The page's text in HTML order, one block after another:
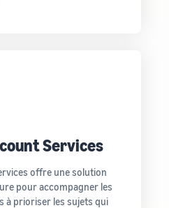
Services
offre une solution
pour accompagner les
à prioriser les sujets qui